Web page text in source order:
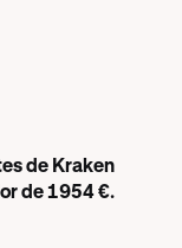
de Kraken
de 1954 €.